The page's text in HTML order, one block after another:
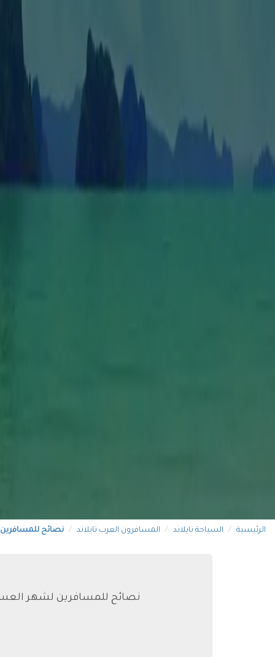
الرئيسية السياحة تايلاند المسافرون العرب تايلاند نصائح
نصائح للمسافرين لشهر